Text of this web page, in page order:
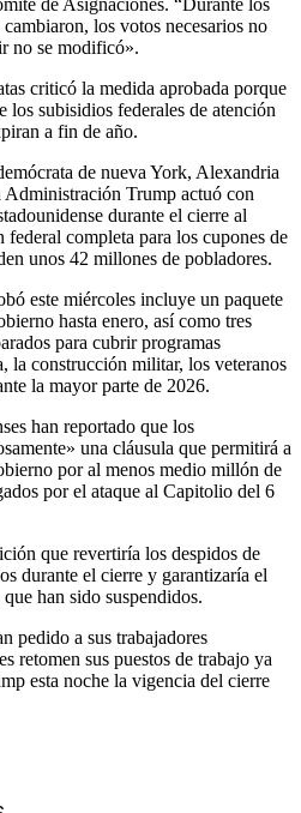
los votos necesarios no
no se modificó».
criticó la medida aprobada porque
los subisidios federales de atención
a fin de año.
de nueva York, Alexandria
Administración Trump actuó con
durante el cierre al
completa para los cupones de
unos 42 millones de pobladores.
este miércoles incluye un paquete
hasta enero, así como tres
para cubrir programas
la construcción militar, los veteranos
la mayor parte de 2026.
han reportado que los
una cláusula que permitirá a
por al menos medio millón de
por el ataque al Capitolio del 6
que revertiría los despidos de
durante el cierre y garantizaría el
han sido suspendidos.
pedido a sus trabajadores
retomen sus puestos de trabajo ya
esta noche la vigencia del cierre